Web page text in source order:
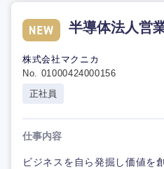
半導体法人営
株式会社マクニカ
No. 01000424000156
正社員
仕事内容
ビジネスを自ら発掘し価値を